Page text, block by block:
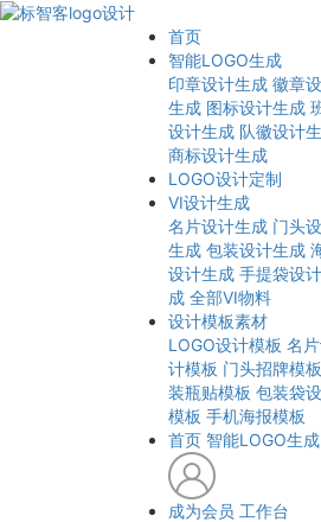
首页
智能LOGO生成
印章设计生成 徽章
生成 图标设计生成
设计生成 队徽设计
商标设计生成
LOGO设计定制
VI设计生成
名片设计生成 门头
生成 包装设计生成
设计生成 手提袋设
成 全部VI物料
设计模板素材
LOGO设计模板 名
计模板 门头招牌模板
装瓶贴模板 包装袋
模板 手机海报模板
首页 智能LOGO生成
成为会员 工作台